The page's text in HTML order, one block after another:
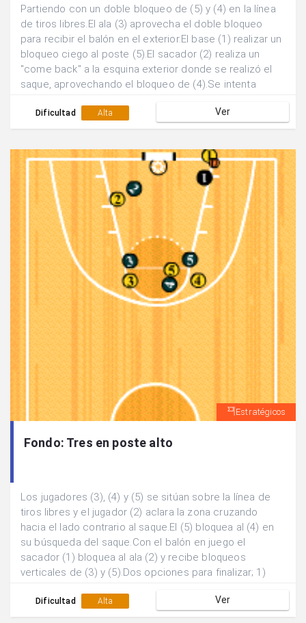
Partiendo con un doble bloqueo de (5) y (4) en la línea
de tiros libres.El ala (3) aprovecha el doble bloqueo
para recibir el balón en el exterior.El base (1) realizar un
bloqueo ciego al poste (5).El sacador (2) realiza un
"come back" a la esquina exterior donde se realizó el
saque, aprovechando el bloqueo de (4).Se intenta
sacador (2).
Dificultad Alta Ver
Estratégicos
Fondo: Tres en poste alto
Los jugadores (3), (4) y (5) se sitúan sobre la línea de
tiros libres y el jugador (2) aclara la zona cruzando
hacia el lado contrario al saque.El (5) bloquea al (4) en
su búsqueda del saque.Con el balón en juego el
sacador (1) bloquea al ala (2) y recibe bloqueos
verticales de (3) y (5).Dos opciones para finalizar; 1)
(2) y finalización 1 contra 1.
Dificultad Alta Ver